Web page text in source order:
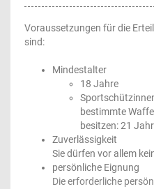
Voraussetzungen für die
sind:
Mindestalter
18 Jahre
bestimmte
besitzen: 21
Zuverlässigkeit
Sie dürfen vor allem
persönliche Eignung
Die erforderliche